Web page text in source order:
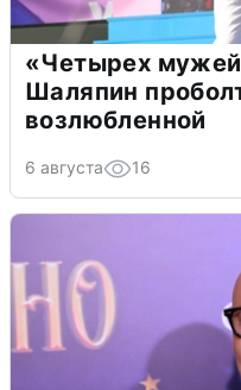
«Четырех
Шаляпин
возлюбленной
6 августа 16